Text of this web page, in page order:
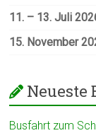
11. – 13. Juli
15. November
Neueste
Busfahrt zum